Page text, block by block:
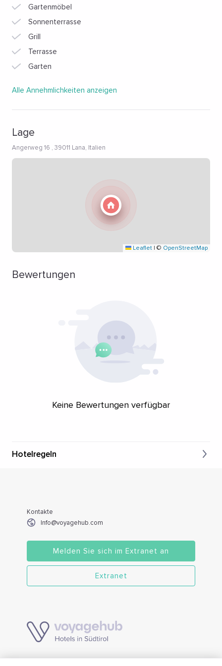
Gartenmöbel
Sonnenterrasse
Grill
Terrasse
Garten
Alle Annehmlichkeiten anzeigen
Lage
Angerweg 16 , 39011 Lana, Italien
Leaflet | © OpenStreetMap
Bewertungen
Keine Bewertungen verfügbar
Hotelregeln
Kontakte
Info@voyagehub.com
Melden Sie sich im Extranet an
Extranet